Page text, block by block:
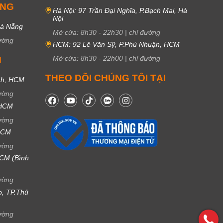
Nẵng
HCM
(Bình
TP.Thủ
Hà Nội: 97 Trần Đại Nghĩa, P.Bạch Mai, Hà
Nội
Mở cửa: 8h30 - 22h30 | chỉ đường
HCM: 92 Lê Văn Sỹ, P.Phú Nhuận, HCM
Mở cửa: 8h30 - 22h00 | chỉ đường
THEO DÕI CHÚNG TÔI TẠI